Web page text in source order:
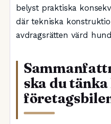
belyst praktiska
där tekniska
avdragsrätten värd
ska du